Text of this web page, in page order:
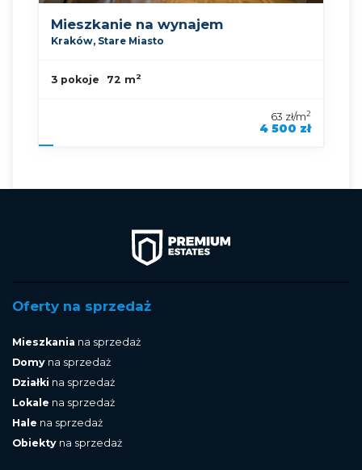
symbol oferty
Mieszkanie na wynajem
Kraków, Stare Miasto
3 pokoje 72 m2
63 zł/m2
4 500 zł
Oferty na sprzedaż
Mieszkania na sprzedaż
Domy na sprzedaż
Działki na sprzedaż
Lokale na sprzedaż
Hale na sprzedaż
Obiekty na sprzedaż